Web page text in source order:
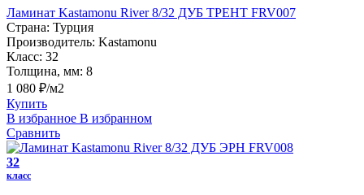
Ламинат Kastamonu River 8/32 ДУБ ТРЕНТ FRV007
Страна: Турция
Производитель: Kastamonu
Класс: 32
Толщина, мм: 8
1 080 ₽/м2
Купить
В избранное В избранном
Сравнить
32
класс